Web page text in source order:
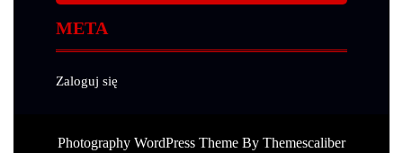
META
Zaloguj się
Photography WordPress Theme By Themescaliber